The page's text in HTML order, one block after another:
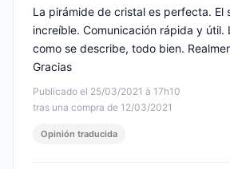
Publicado el 25/03/2021 à 17h10
tras una compra de 12/03/2021
La pirámide de cristal es perfecta. El
increíble. Comunicación rápida y útil.
como se describe, todo bien.
Gracias
Opinión traducida